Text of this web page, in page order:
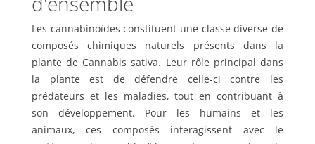
Les cannabinoïdes constituent une classe diverse de
composés chimiques naturels présents dans la
plante de Cannabis sativa. Leur rôle principal dans
la plante est de défendre celle-ci contre les
prédateurs et les maladies, tout en contribuant à
son développement. Pour les humains et les
animaux, ces composés interagissent avec le